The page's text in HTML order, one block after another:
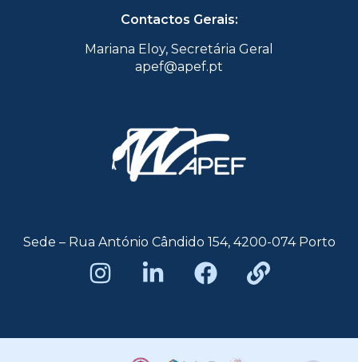
Contactos Gerais:
Mariana Eloy, Secretária Geral
apef@apef.pt
Sede – Rua António Cândido 154, 4200-074 Porto